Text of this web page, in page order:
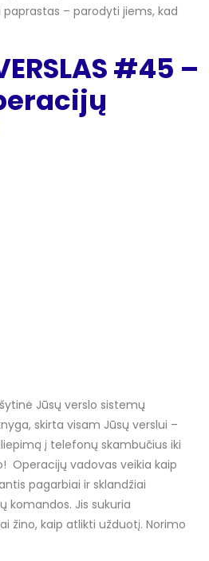
– parodyti jiems, kad
#45 –
Jūsų verslo sistemų
skirta visam Jūsų verslui –
į telefonų skambučius iki
Operacijų vadovas veikia kaip
pagarbiai ir sklandžiai
komandos. Jis sukuria
žino, kaip atlikti užduotį. Norimo